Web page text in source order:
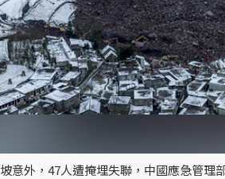
意外，47人遭掩埋失聯，中國應急管理